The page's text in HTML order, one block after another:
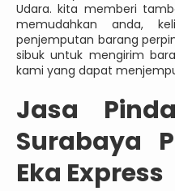
Udara. kita memberi
memudahkan anda,
penjemputan barang
sibuk untuk mengirim
kami yang dapat
Jasa
Surabaya
Eka Express